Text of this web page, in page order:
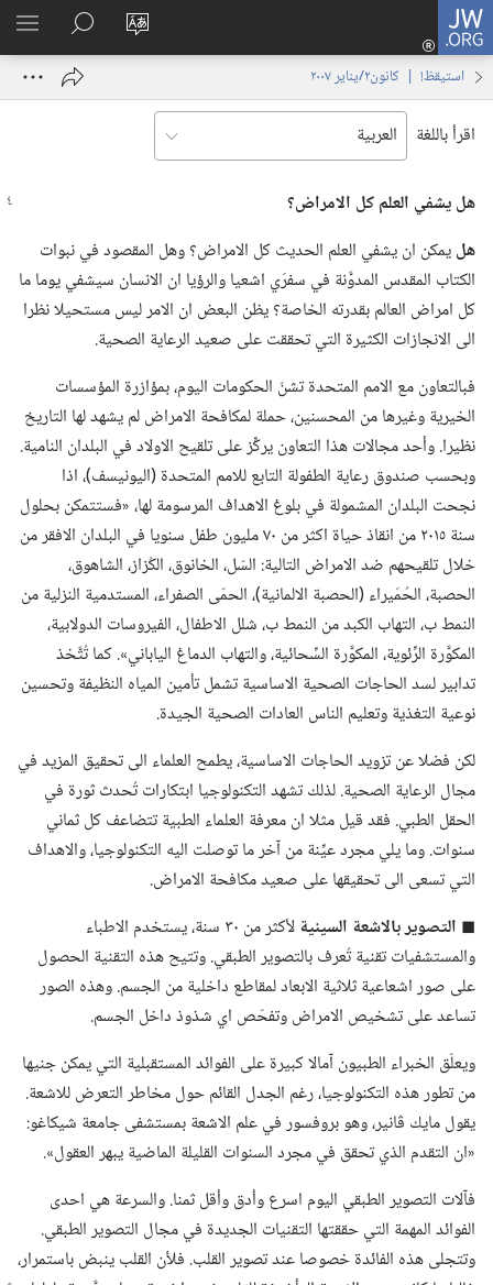
JW.ORG
تغيير
الموقع
تسجيل
الدخول
نافذة
البحث
في
JW.‎ORG
استيقظ‏!‏ | ‏‎كانون٢/يناير‏ ‏‎٢٠٠٧‏
اقرأ باللغة
هل يشفي العلم كل الامراض؟‏
هليمكن ان يشفي العلم الحديث كل الامراض؟‏ وهل المقصود في نبوات
الكتاب المقدس المدوَّنة في سفرَي اشعيا والرؤيا ان الانسان سيشفي يوما ما
كل امراض العالم بقدرته الخاصة؟‏ يظن البعض ان الامر ليس مستحيلا نظرا
الى الانجازات الكثيرة التي تحققت على صعيد الرعاية الصحية.‏
فبالتعاون مع الامم المتحدة تشنّ الحكومات اليوم،‏ بمؤازرة المؤسسات
الخيرية وغيرها من المحسنين،‏ حملة لمكافحة الامراض لم يشهد لها التاريخ
نظيرا.‏ وأحد مجالات هذا التعاون يركِّز على تلقيح الاولاد في البلدان النامية.‏
وبحسب صندوق رعاية الطفولة التابع للامم المتحدة (‏اليونيسف)‏،‏ اذا
نجحت البلدان المشمولة في بلوغ الاهداف المرسومة لها،‏ «فستتمكن بحلول
سنة ٢٠١٥ من انقاذ حياة اكثر من ٧٠ مليون طفل سنويا في البلدان الافقر من
خلال تلقيحهم ضد الامراض التالية:‏ السّل،‏ الخانوق،‏ الكُزاز،‏ الشاهوق،‏
الحصبة،‏ الحُمَيراء (‏الحصبة الالمانية)‏،‏ الحمّى الصفراء،‏ المستدمية النزلية من
النمط ب،‏ التهاب الكبد من النمط ب،‏ شلل الاطفال،‏ الفيروسات الدولابية،‏
المكوَّرة الرِّئوية،‏ المكوَّرة السِّحائية،‏ والتهاب الدماغ الياباني».‏ كما تُتَّخذ
تدابير لسد الحاجات الصحية الاساسية تشمل تأمين المياه النظيفة وتحسين
نوعية التغذية وتعليم الناس العادات الصحية الجيدة.‏
لكن فضلا عن تزويد الحاجات الاساسية،‏ يطمح العلماء الى تحقيق المزيد في
مجال الرعاية الصحية.‏ لذلك تشهد التكنولوجيا ابتكارات تُحدث ثورة في
الحقل الطبي.‏ فقد قيل مثلا ان معرفة العلماء الطبية تتضاعف كل ثماني
سنوات.‏ وما يلي مجرد عيِّنة من آخر ما توصلت اليه التكنولوجيا،‏ والاهداف
التي تسعى الى تحقيقها على صعيد مكافحة الامراض.‏
◼ التصوير بالاشعة السينية
لأكثر من ٣٠ سنة،‏ يستخدم الاطباء
والمستشفيات تقنية تُعرف بالتصوير الطبقي.‏ وتتيح هذه التقنية الحصول
على صور اشعاعية ثلاثية الابعاد لمقاطع داخلية من الجسم.‏ وهذه الصور
تساعد على تشخيص الامراض وتفحّص اي شذوذ داخل الجسم.‏
ويعلّق الخبراء الطبيون آمالا كبيرة على الفوائد المستقبلية التي يمكن جنيها
من تطور هذه التكنولوجيا،‏ رغم الجدل القائم حول مخاطر التعرض للاشعة.‏
يقول مايك ڤانير،‏ وهو بروفسور في علم الاشعة بمستشفى جامعة شيكاغو:‏
«ان التقدم الذي تحقق في مجرد السنوات القليلة الماضية يبهر العقول».‏
فآلات التصوير الطبقي اليوم اسرع وأدق وأقل ثمنا.‏ والسرعة هي احدى
الفوائد المهمة التي حققتها التقنيات الجديدة في مجال التصوير الطبقي.‏
وتتجلى هذه الفائدة خصوصا عند تصوير القلب.‏ فلأن القلب ينبض باستمرار،‏